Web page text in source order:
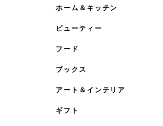
ホーム＆キッチン
ビューティー
フード
ブックス
アート＆インテリア
ギフト